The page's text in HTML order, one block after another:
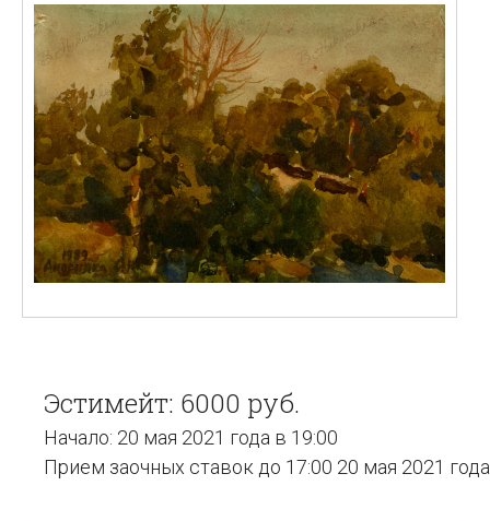
Эстимейт: 6000 руб.
Начало: 20 мая 2021 года в 19:00
Прием заочных ставок до 17:00 20 мая 2021 года